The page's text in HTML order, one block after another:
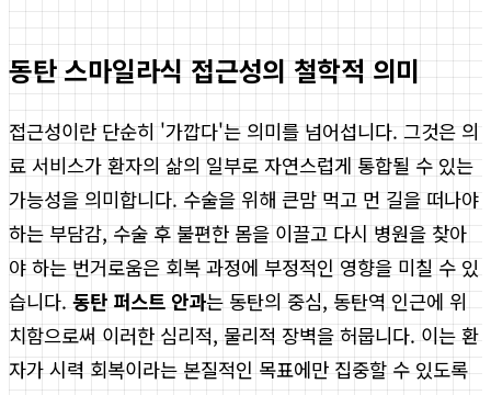
동탄 스마일라식 접근성의 철학적 의미
접근성이란 단순히 '가깝다'는 의미를 넘어섭니다. 그것은 의
료 서비스가 환자의 삶의 일부로 자연스럽게 통합될 수 있는
가능성을 의미합니다. 수술을 위해 큰맘 먹고 먼 길을 떠나야
하는 부담감, 수술 후 불편한 몸을 이끌고 다시 병원을 찾아
야 하는 번거로움은 회복 과정에 부정적인 영향을 미칠 수 있
습니다. 동탄 퍼스트 안과는 동탄의 중심, 동탄역 인근에 위
치함으로써 이러한 심리적, 물리적 장벽을 허뭅니다. 이는 환
자가 시력 회복이라는 본질적인 목표에만 집중할 수 있도록